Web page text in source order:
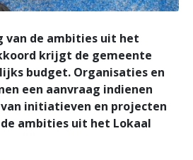
van de ambities uit het
krijgt de gemeente
budget. Organisaties en
een aanvraag indienen
initiatieven en projecten
ambities uit het Lokaal